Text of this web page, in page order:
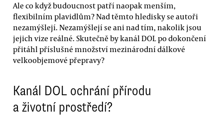
Ale co když budoucnost patří naopak menším,
flexibilním plavidlům? Nad těmto hledisky se autoři
nezamýšlejí. Nezamýšlejí se ani nad tím, nakolik jsou
jejich vize reálné. Skutečně by kanál DOL po dokončení
přitáhl příslušné množství mezinárodní dálkové
velkoobjemové přepravy?
Kanál DOL ochrání přírodu
a životní prostředí?